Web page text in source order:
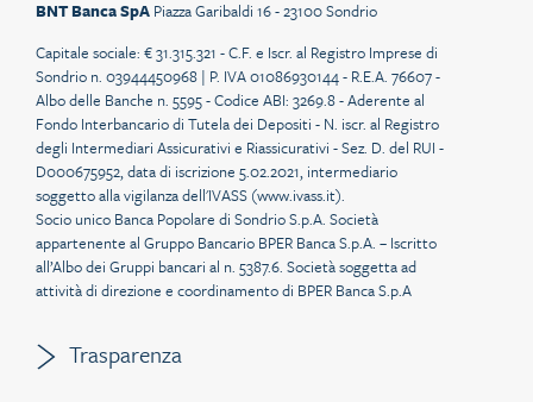
BNT Banca SpA Piazza Garibaldi 16 - 23100 Sondrio
Capitale sociale: € 31.315.321 - C.F. e Iscr. al Registro Imprese di
Sondrio n. 03944450968 | P. IVA 01086930144 - R.E.A. 76607 -
Albo delle Banche n. 5595 - Codice ABI: 3269.8 - Aderente al
Fondo Interbancario di Tutela dei Depositi - N. iscr. al Registro
degli Intermediari Assicurativi e Riassicurativi - Sez. D. del RUI -
D000675952, data di iscrizione 5.02.2021, intermediario
soggetto alla vigilanza dell'IVASS (www.ivass.it).
Socio unico Banca Popolare di Sondrio S.p.A. Società
appartenente al Gruppo Bancario BPER Banca S.p.A. – Iscritto
all’Albo dei Gruppi bancari al n. 5387.6. Società soggetta ad
attività di direzione e coordinamento di BPER Banca S.p.A
Trasparenza